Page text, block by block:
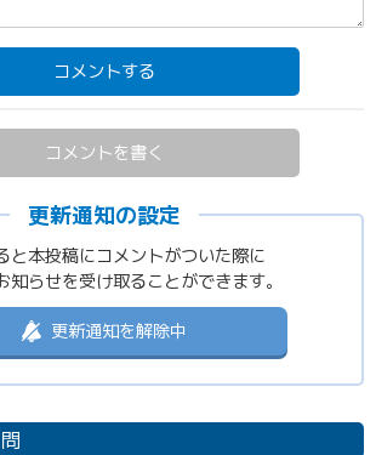
コメントする
コメントを書く
更新通知の設定
と本投稿にコメントがついた際に
知らせを受け取ることができます。
更新通知を解除中